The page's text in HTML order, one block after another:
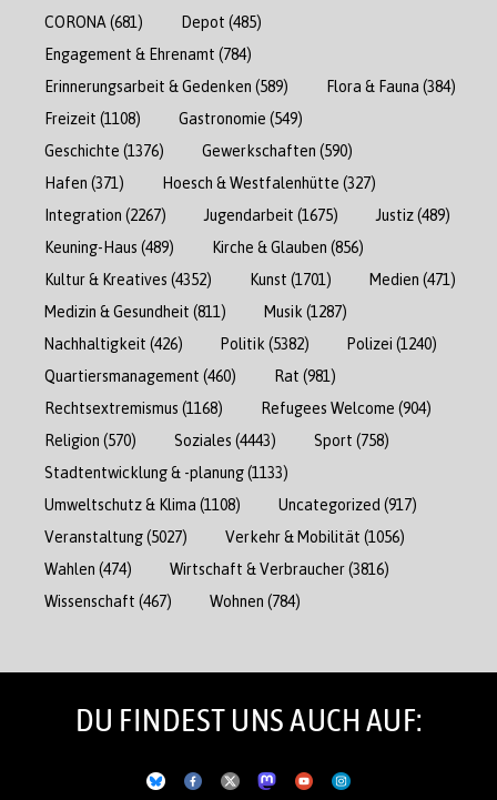
CORONA (681) Depot (485)
Engagement & Ehrenamt (784)
Erinnerungsarbeit & Gedenken (589) Flora & Fauna (384)
Freizeit (1108) Gastronomie (549)
Geschichte (1376) Gewerkschaften (590)
Hafen (371) Hoesch & Westfalenhütte (327)
Integration (2267) Jugendarbeit (1675) Justiz(489)
Keuning-Haus (489) Kirche & Glauben (856)
Kultur & Kreatives (4352) Kunst (1701) Medien (471)
Medizin & Gesundheit (811) Musik (1287)
Nachhaltigkeit (426) Politik (5382) Polizei (1240)
Quartiersmanagement (460) Rat (981)
Rechtsextremismus (1168) Refugees Welcome (904)
Religion (570) Soziales (4443) Sport (758)
Stadtentwicklung & -planung(1133)
Umweltschutz & Klima (1108) Uncategorized (917)
Veranstaltung(5027) Verkehr & Mobilität (1056)
Wahlen (474) Wirtschaft & Verbraucher(3816)
Wissenschaft (467) Wohnen (784)
DU FINDEST UNS AUCH AUF: